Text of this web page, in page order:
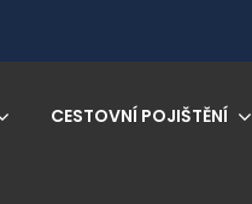
CESTOVNÍ POJIŠTĚNÍ